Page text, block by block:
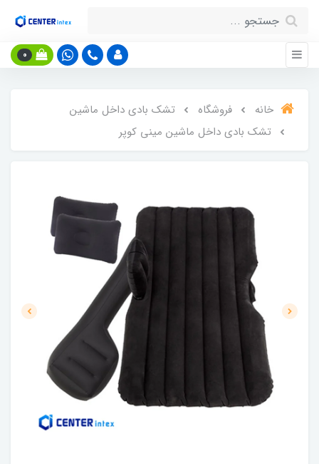
0
خانه فروشگاه
تشک بادی داخل ماشین
تشک بادی داخل ماشین مینی کوپر